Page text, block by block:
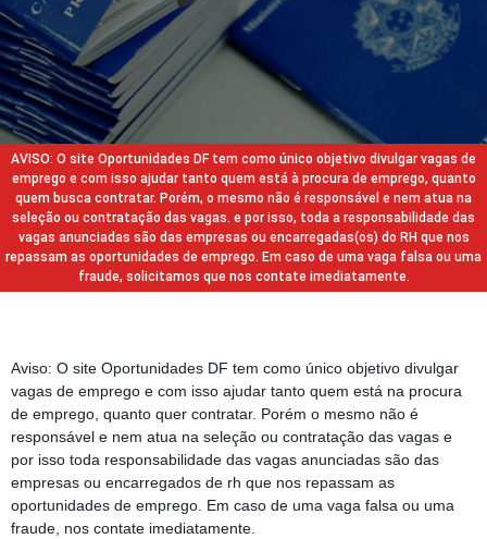
AVISO: O site Oportunidades DF tem como único objetivo divulgar vagas de
emprego e com isso ajudar tanto quem está à procura de emprego, quanto
quem busca contratar. Porém, o mesmo não é responsável e nem atua na
seleção ou contratação das vagas. e por isso, toda a responsabilidade das
vagas anunciadas são das empresas ou encarregadas(os) do RH que nos
repassam as oportunidades de emprego. Em caso de uma vaga falsa ou uma
fraude, solicitamos que nos contate imediatamente.
Aviso: O site Oportunidades DF tem como único objetivo divulgar
vagas de emprego e com isso ajudar tanto quem está na procura
de emprego, quanto quer contratar. Porém o mesmo não é
responsável e nem atua na seleção ou contratação das vagas e
por isso toda responsabilidade das vagas anunciadas são das
empresas ou encarregados de rh que nos repassam as
oportunidades de emprego. Em caso de uma vaga falsa ou uma
fraude, nos contate imediatamente.